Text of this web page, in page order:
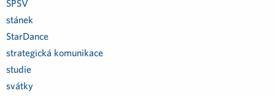
SPSV
stánek
StarDance
strategická komunikace
studie
svátky